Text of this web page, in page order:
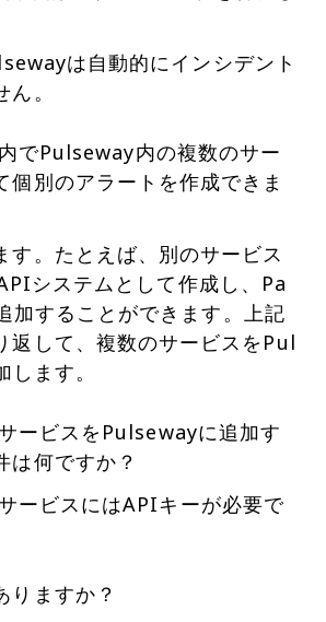
は自動的にインシデント
。
でPulseway内の複数のサー
個別のアラートを作成できま
す。たとえば、別のサービス
システムとして作成し、Pa
することができます。上記
返して、複数のサービスをPul
ます。
ービスをPulsewayに追加す
は何ですか？
ービスにはAPIキーが必要で
りますか？